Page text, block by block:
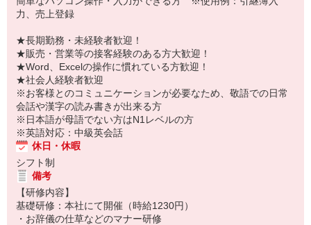
力、売上登録
★長期勤務・未経験者歓迎！
★販売・営業等の接客経験のある方大歓迎！
★Word、Excelの操作に慣れている方歓迎！
★社会人経験者歓迎
※お客様とのコミュニケーションが必要なため、敬語での日常
会話や漢字の読み書きが出来る方
※日本語が母語でない方はN1レベルの方
※英語対応：中級英会話
休日・休暇
シフト制
備考
【研修内容】
基礎研修：本社にて開催（時給1230円）
・お辞儀の仕草などのマナー研修